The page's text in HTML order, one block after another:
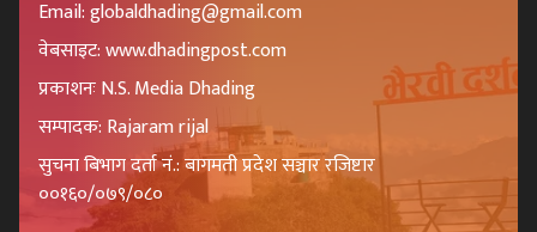
Email: globaldhading@gmail.com
वेबसाइट: www.dhadingpost.com
प्रकाशनः N.S. Media Dhading
सम्पादक: Rajaram rijal
सुचना बिभाग दर्ता नं.: बागमती प्रदेश सञ्चार रजिष्टार
००१६०/०७९/०८०